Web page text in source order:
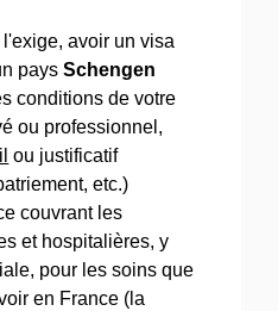
avoir un visa
paysSchengen
conditions de votre
ou professionnel,
ou justificatif
etc.)
couvrant les
et hospitalières, y
pour les soins que
en France (la